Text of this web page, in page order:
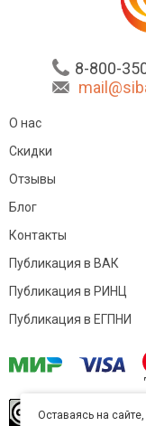
8-800-
О нас
Скидки
Отзывы
Блог
Контакты
Публикация в ВАК
Публикация в РИНЦ
Публикация в ЕГПНИ
Оставаясь на